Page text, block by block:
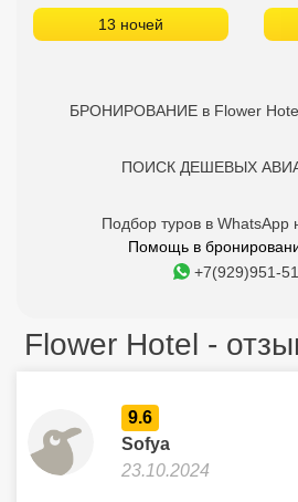
13 ночей
БРОНИРОВАНИЕ в Flower
ПОИСК ДЕШЕВЫХ
Подбор туров в WhatsApp
Помощь в
+7(929)951-
Flower Hotel -
9.6
Sofya
23.10.2024